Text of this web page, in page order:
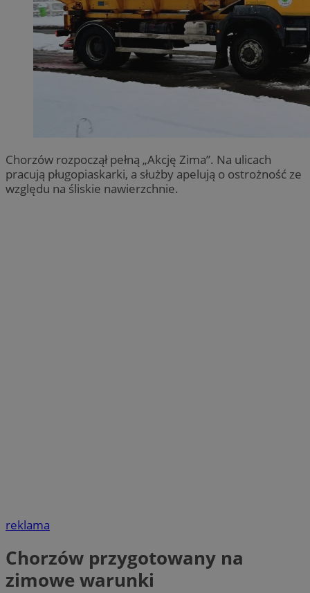
Chorzów rozpoczął pełną „Akcję Zima”. Na ulicach
pracują pługopiaskarki, a służby apelują o ostrożność ze
względu na śliskie nawierzchnie.
reklama
Chorzów przygotowany na
zimowe warunki